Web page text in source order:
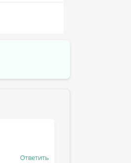
Ответить